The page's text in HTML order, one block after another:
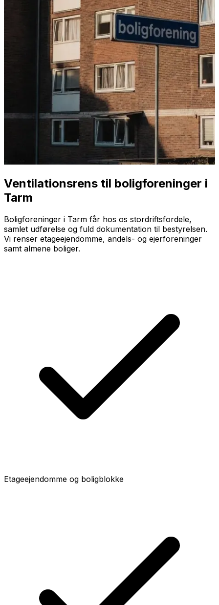
Ventilationsrens til boligforeninger i
Tarm
Boligforeninger i Tarm får hos os stordriftsfordele,
samlet udførelse og fuld dokumentation til bestyrelsen.
Vi renser etageejendomme, andels- og ejerforeninger
samt almene boliger.
Etageejendomme og boligblokke